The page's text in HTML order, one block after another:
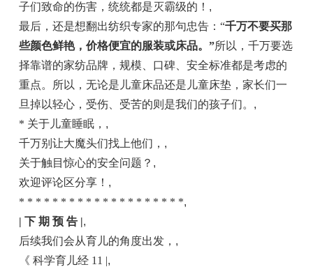
子们致命的伤害，统统都是灭霸级的！ ,
最后，还是想翻出纺织专家的那句忠告：“千万不要买那
些颜色鲜艳，价格便宜的服装或床品。”所以，千万要选
择靠谱的家纺品牌，规模、口碑、安全标准都是考虑的
重点。所以，无论是儿童床品还是儿童床垫，家长们一
旦掉以轻心，受伤、受苦的则是我们的孩子们。 ,
* 关于儿童睡眠， ,
千万别让大魔头们找上他们， ,
关于触目惊心的安全问题？ ,
欢迎评论区分享！ ,
* * * * * * * * * * * * * * * * * * * *,
| 下 期 预 告 |,
后续我们会从育儿的角度出发， ,
《 科学育儿经 11 |,